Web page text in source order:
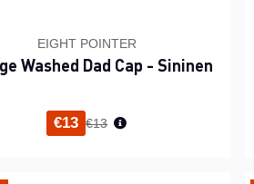
EIGHT POINTER
Washed Dad Cap - Sininen
€13 Normaali hinta
€13